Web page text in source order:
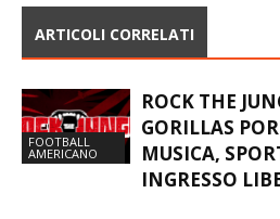
ARTICOLI CORRELATI
FOOTBALL
AMERICANO
ROCK THE
GORILLAS
MUSICA,
INGRESSO